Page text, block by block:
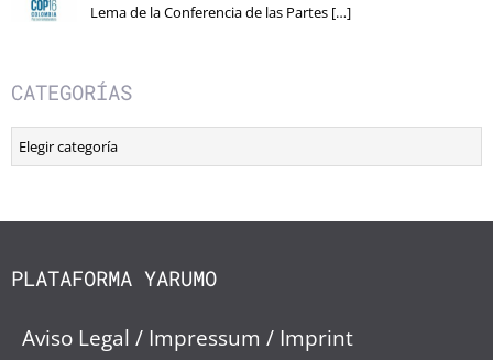
Lema de la Conferencia de las Partes […]
CATEGORÍAS
Categorías
PLATAFORMA YARUMO
Aviso Legal / Impressum / Imprint